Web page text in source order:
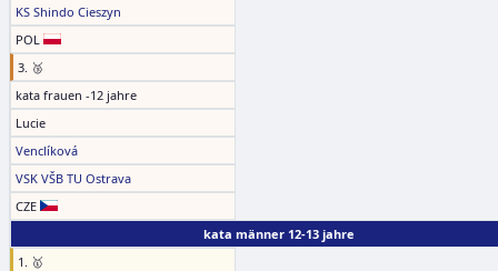
KS Shindo Cieszyn
POL
3. 🥉
kata frauen -12 jahre
Lucie
Venclíková
VSK VŠB TU Ostrava
CZE
kata männer 12-13 jahre
1. 🥇